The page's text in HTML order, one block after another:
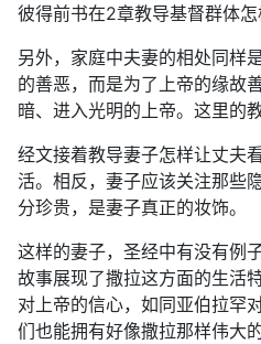
彼得前书在2章教导基督群体
另外，家庭中夫妻的相处同样
的善恶，而是为了上帝的缘故
暗、进入光明的上帝。这里的
经文接着教导妻子怎样让丈夫
活。相反，妻子应该关注那些
分珍贵，是妻子真正的妆饰。
这样的妻子，圣经中有没有例
故事展现了撒拉这方面的生活
对上帝的信心，如同亚伯拉罕
们也能拥有好像撒拉那样伟大的